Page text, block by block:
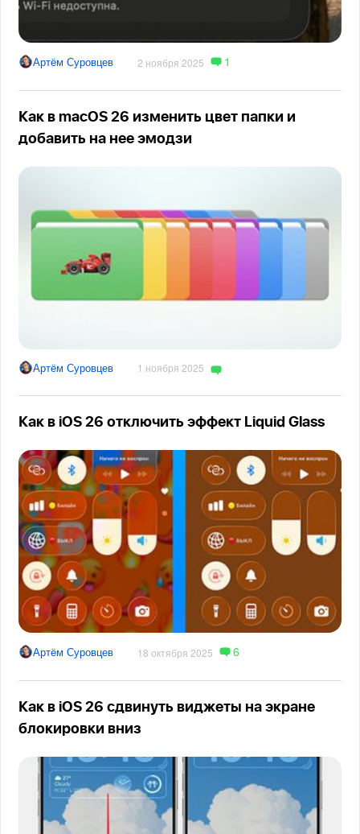
Артём Суровцев 2 ноября 2025 1
Как в macOS 26 изменить цвет папки и
добавить на нее эмодзи
Артём Суровцев 1 ноября 2025
Как в iOS 26 отключить эффект Liquid Glass
Артём Суровцев 18 октября 2025 6
Как в iOS 26 сдвинуть виджеты на экране
блокировки вниз